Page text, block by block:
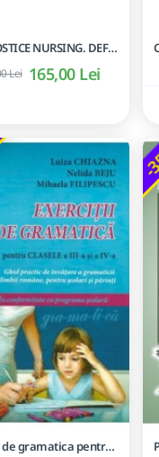
DIAGNOSTICE NURSING. DEFINITII SI CLASIFICARI 2021-2023.
165,00 Lei
Lei
Exercitii de gramatica pentru clasele a III-a si a IV-a - Ghid practic de invatare a gramaticii limbii romane, pentru scolarii mici si parinti
-